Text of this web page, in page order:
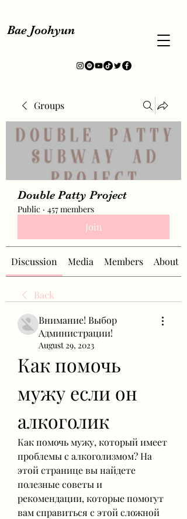
Bae Joohyun
Groups
Double Patty Project
Public · 457 members
Join
Discussion Media Members About
Back
Внимание! Выбор
Администрации!
August 29, 2023
Как помочь
мужу если он
алкоголик
Как помочь мужу, который имеет
проблемы с алкоголизмом? На
этой странице вы найдете
полезные советы и
рекомендации, которые помогут
вам справиться с этой сложной